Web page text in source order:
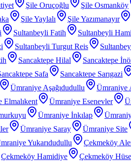
Şile Oruçoğlu Şile Osmanköy
Şile Yaylalı Şile Yazımanayır
Sultanbeyli Fatih Sultanbeyli
Sultanbeyli Turgut Reis
Sancaktepe Hilal Sancaktepe
Safa Sancaktepe Sarıgazi
Ümraniye Aşağıdudullu Ümraniye
Elmalıkent Ümraniye Esenevler
Ümraniye İnkılap
Ümraniye Saray Ümraniye Site
Yukarıdudullu Çekmeköy
Çekmeköy Hamidiye Çekmeköy